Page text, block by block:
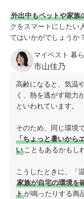
外出中もペットや家族
クをスマートにしたい
てはいかがでしょうか
マイベスト 暮
市山佳乃
高齢になると、気温
く、熱を逃がす能力
といわれています。
そのため、同じ環境
「ちょっと暑いから
いこともあるかもし
こうしたときに、「
家族が自宅の環境を
トが鳴ったりする商